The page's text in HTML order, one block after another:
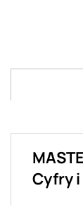
Cyfry